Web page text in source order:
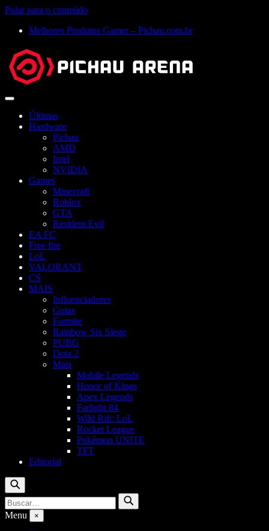
Pular para o conteúdo
Melhores Produtos Gamer – Pichau.com.br
Abrir
Últimas
Hardware
Pichau
AMD
Intel
NVIDIA
Games
Minecraft
Roblox
GTA
Resident Evil
EA FC
Free fire
LoL
VALORANT
CS
MAIS
Influenciadores
Guias
Fortnite
Rainbow Six Siege
PUBG
Dota 2
Mais
Mobile Legends
Honor of Kings
Apex Legends
Farlight 84
Wild Rift: LoL
Rocket League
Pokémon UNITE
TFT
Editorial
Buscar
Buscar
por:
Buscar
Menu ×